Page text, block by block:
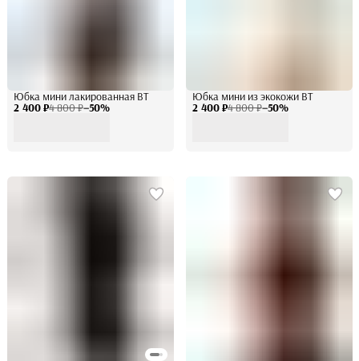
2 400 ₽4 800 ₽−50%
Юбка мини лакированная BT
2 400 ₽4 800 ₽−50%
Юбка мини из экокожи BT